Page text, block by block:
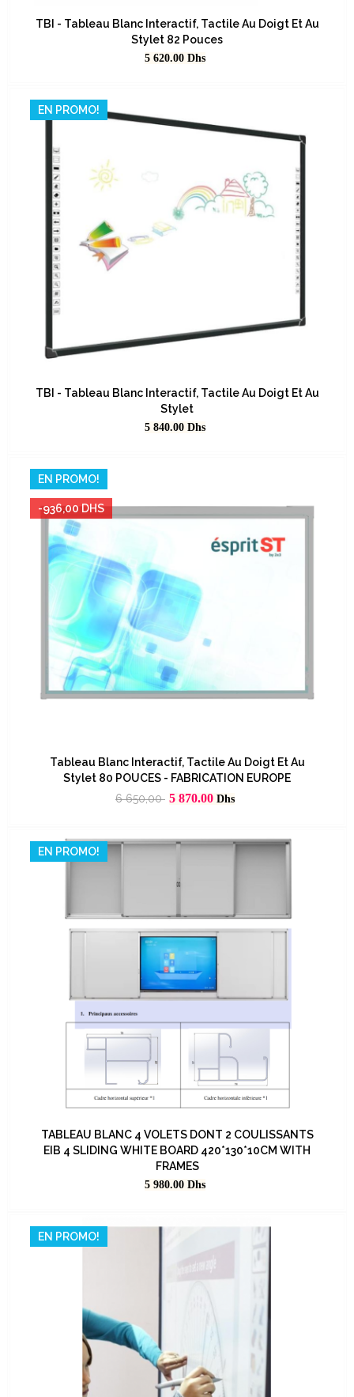
TBI - Tableau Blanc Interactif, Tactile Au Doigt Et Au
Stylet 82 Pouces
Prix
5 620.00 Dhs
EN PROMO!
TBI - Tableau Blanc Interactif, Tactile Au Doigt Et Au
Stylet
Prix
5 840.00 Dhs
EN PROMO!
-936,00 DHS
Tableau Blanc Interactif, Tactile Au Doigt Et Au
Stylet 80 POUCES - FABRICATION EUROPE
Prix
6 650,00 Prix
5 870.00 Dhs
EN PROMO!
TABLEAU BLANC 4 VOLETS DONT 2 COULISSANTS
EIB 4 SLIDING WHITE BOARD 420*130*10CM WITH
FRAMES
Prix
5 980.00 Dhs
EN PROMO!